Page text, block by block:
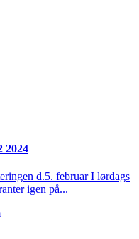
2024
d.5. februar I lørdags
igen på...